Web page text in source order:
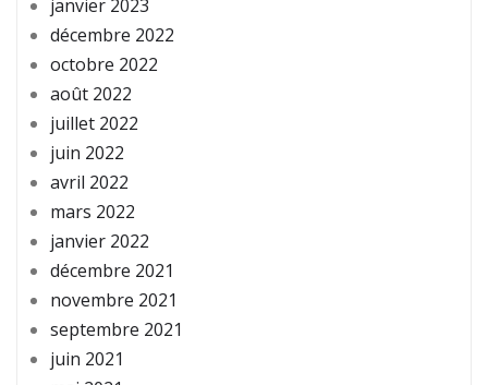
janvier 2023
décembre 2022
octobre 2022
août 2022
juillet 2022
juin 2022
avril 2022
mars 2022
janvier 2022
décembre 2021
novembre 2021
septembre 2021
juin 2021